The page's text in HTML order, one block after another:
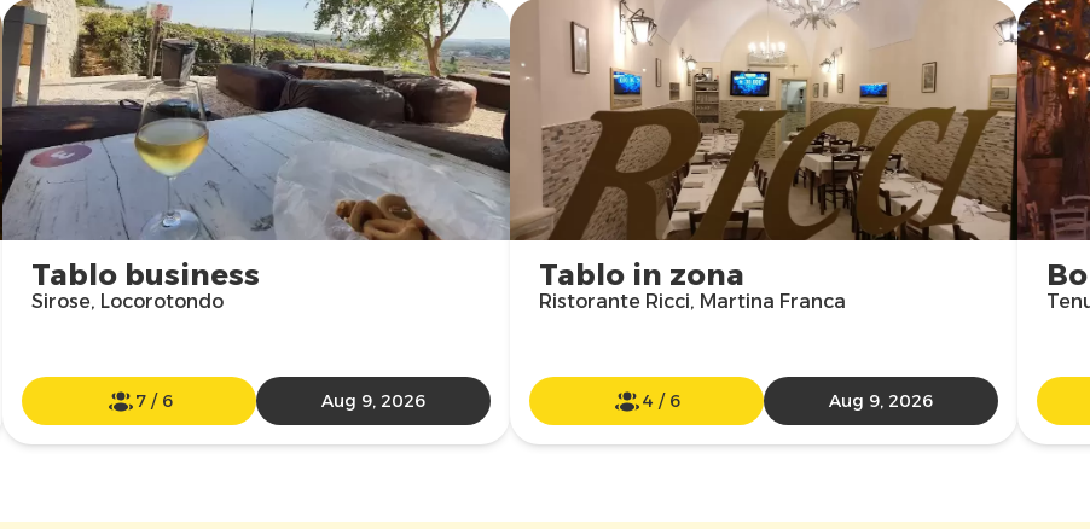
Tablo business
Sirose, Locorotondo
7/ 6 Aug 9, 2026
Tablo in zona
Ristorante Ricci, Martina Franca
4 / 6 Aug 9, 2026